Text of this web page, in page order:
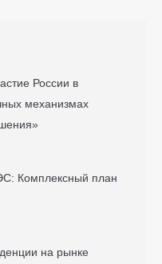
России в
механизмах
Комплексный план
на рынке